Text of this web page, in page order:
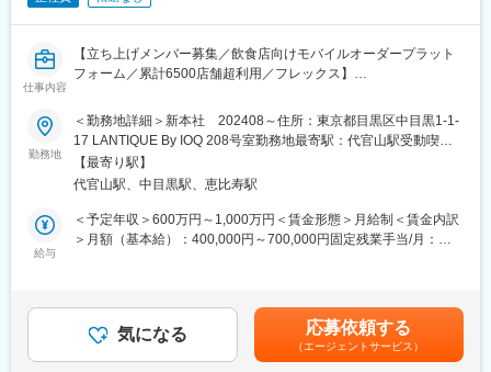
・約200名規模（自社・パートナー含む）のエンジニア組織の運
営
・エンジニアの定着率向上に向けた施策推進
・単価向上や収益改善に向けた取り組み
・キャリア形成支援およびマネジメント層の育成
◎組織改革・組織開発
・管理職マネジメントの強化
・評価制度の浸透および運用改善
・拠点全体のエンゲージメント向上施策の企画・実行
・継続的な事業成長を見据えた組織基盤の構築
■本ポジションの魅力
・東京に次ぐ規模を誇る北海道拠点の経営に近い立場で事業運営
仕事内容
【立ち上げメンバー募集／飲食店向けモバイルオーダープラット
フォーム／累計6500店舗超利用／フレックス】
■募集背景：
当社は飲食店に対して、モバイルオーダーの立ち上げ～活用まで
を一貫してご提供するモバイルオーダープラットフォーム事業を
提供しているスタートアップです。2021年7月にシリーズAの資金
調達を実施し、今まさに事業拡大を行なっていくフェーズにあり
ます。当社のビジョンの実現に向けて、経営メンバーとして参画
いただけるCOO候補の募集になります。会社の中核になるメンバ
■業務内容：
経営陣として会社の事業戦略の策定を行い、最高執行責任者とし
て会社の事業戦略を踏まえた事業開発に携わる業務全般の統括を
勤務地
＜勤務地詳細＞新本社 202408～住所：東京都目黒区中目黒1-1-
17 LANTIQUE By IOQ 208号室勤務地最寄駅：代官山駅受動喫煙
対策：屋内全面禁煙
【最寄り駅】
代官山駅、中目黒駅、恵比寿駅
給与
＜予定年収＞600万円～1,000万円＜賃金形態＞月給制＜賃金内訳
＞月額（基本給）：400,000円～700,000円固定残業手当/月：
昇給あり■賞与なし賃金はあくまでも目安の金額であり、選考を通
じて上下する可能性があります。月給(月額)は固定手当を含めた表
記です。
気になる 応募依頼する
（エージェントサービス）